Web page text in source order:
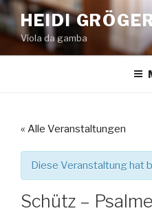
Zum
Inhalt
springen
HEIDI
Viola da gamba
« Alle Veranstaltungen
Diese Veranstaltung hat
Schütz –